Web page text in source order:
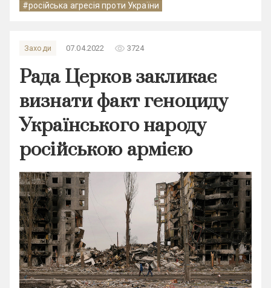
#російська агресія проти України
Заходи 07.04.2022 remove_red_eye 3724
Рада Церков закликає
визнати факт геноциду
Українського народу
російською армією